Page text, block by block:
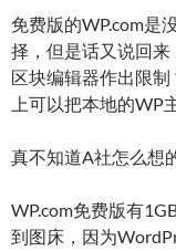
免费版的WP.com是
择，但是话又说回来
区块编辑器作出限
上可以把本地的WP
真不知道A社怎么想
WP.com免费版有
到图床，因为